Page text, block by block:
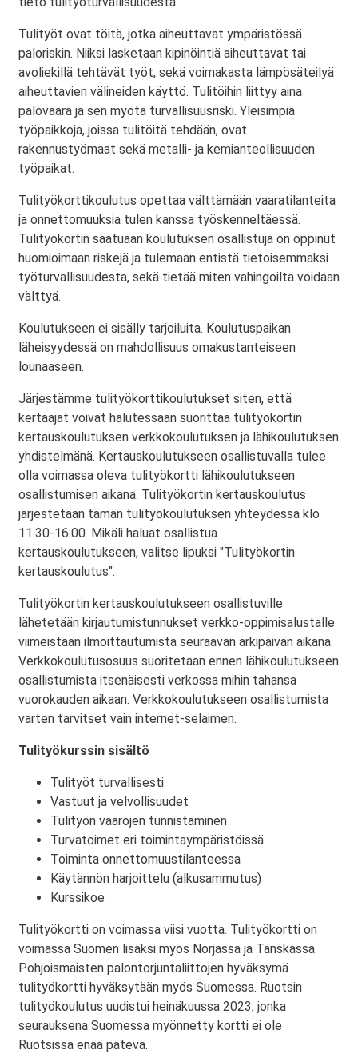
Tulityöt ovat töitä, jotka aiheuttavat ympäristössä
paloriskin. Niiksi lasketaan kipinöintiä aiheuttavat tai
avoliekillä tehtävät työt, sekä voimakasta lämpösäteilyä
aiheuttavien välineiden käyttö. Tulitöihin liittyy aina
palovaara ja sen myötä turvallisuusriski. Yleisimpiä
työpaikkoja, joissa tulitöitä tehdään, ovat
rakennustyömaat sekä metalli- ja kemianteollisuuden
työpaikat.
Tulityökorttikoulutus opettaa välttämään vaaratilanteita
ja onnettomuuksia tulen kanssa työskenneltäessä.
Tulityökortin saatuaan koulutuksen osallistuja on oppinut
huomioimaan riskejä ja tulemaan entistä tietoisemmaksi
työturvallisuudesta, sekä tietää miten vahingoilta voidaan
välttyä.
Koulutukseen ei sisälly tarjoiluita. Koulutuspaikan
läheisyydessä on mahdollisuus omakustanteiseen
lounaaseen.
Järjestämme tulityökorttikoulutukset siten, että
kertaajat voivat halutessaan suorittaa tulityökortin
kertauskoulutuksen verkkokoulutuksen ja lähikoulutuksen
yhdistelmänä. Kertauskoulutukseen osallistuvalla tulee
olla voimassa oleva tulityökortti lähikoulutukseen
osallistumisen aikana. Tulityökortin kertauskoulutus
järjestetään tämän tulityökoulutuksen yhteydessä klo
11:30-16:00. Mikäli haluat osallistua
kertauskoulutukseen, valitse lipuksi "Tulityökortin
kertauskoulutus".
Tulityökortin kertauskoulutukseen osallistuville
lähetetään kirjautumistunnukset verkko-oppimisalustalle
viimeistään ilmoittautumista seuraavan arkipäivän aikana.
Verkkokoulutusosuus suoritetaan ennen lähikoulutukseen
osallistumista itsenäisesti verkossa mihin tahansa
vuorokauden aikaan. Verkkokoulutukseen osallistumista
varten tarvitset vain internet-selaimen.
Tulityökurssin sisältö
Tulityöt turvallisesti
Vastuut ja velvollisuudet
Tulityön vaarojen tunnistaminen
Turvatoimet eri toimintaympäristöissä
Toiminta onnettomuustilanteessa
Käytännön harjoittelu (alkusammutus)
Kurssikoe
Tulityökortti on voimassa viisi vuotta. Tulityökortti on
voimassa Suomen lisäksi myös Norjassa ja Tanskassa.
Pohjoismaisten palontorjuntaliittojen hyväksymä
tulityökortti hyväksytään myös Suomessa. Ruotsin
tulityökoulutus uudistui heinäkuussa 2023, jonka
seurauksena Suomessa myönnetty kortti ei ole
Ruotsissa enää pätevä.